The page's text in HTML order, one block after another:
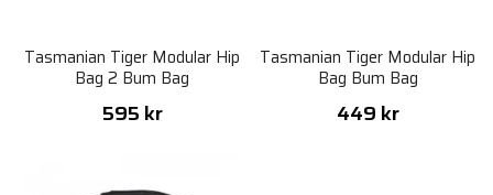
Tasmanian Tiger Modular Hip
Bag 2 Bum Bag
595 kr
Tasmanian Tiger Modular Hip
Bag Bum Bag
449 kr